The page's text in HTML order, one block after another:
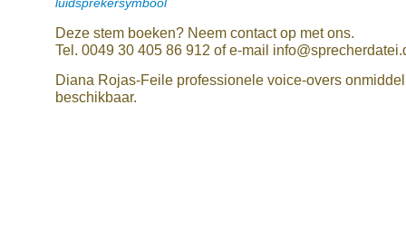
luidsprekersymbool
Deze stem boeken? Neem contact op met ons.
Tel. 0049 30 405 86 912 of e-mail
Diana Rojas-Feile professionele voice-overs
beschikbaar.